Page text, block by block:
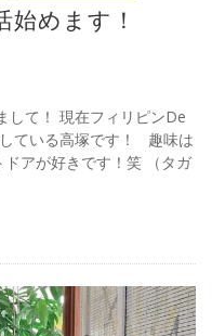
めます！
して！ 現在フィリピンDe
ている高塚です！ 趣味は
アが好きです！笑 （タガ